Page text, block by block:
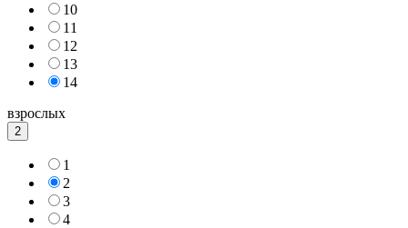
10
11
12
13
14
взрослых
2
1
2
3
4